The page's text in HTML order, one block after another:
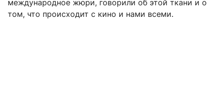
международное жюри, говорили об этой ткани и о
том, что происходит с кино и нами всеми.